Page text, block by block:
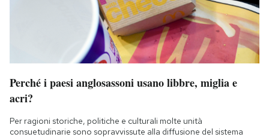
Perché i paesi anglosassoni usano libbre, miglia e
acri?
Per ragioni storiche, politiche e culturali molte unità
consuetudinarie sono sopravvissute alla diffusione del sistema